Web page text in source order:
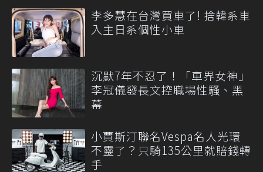
李多慧在台灣買車了! 捨韓系車
入主日系個性小車
沉默7年不忍了！「車界女神」
李冠儀發長文控職場性騷、黑
幕
小賈斯汀聯名Vespa名人光環
不靈了？只騎135公里就賠錢轉
手